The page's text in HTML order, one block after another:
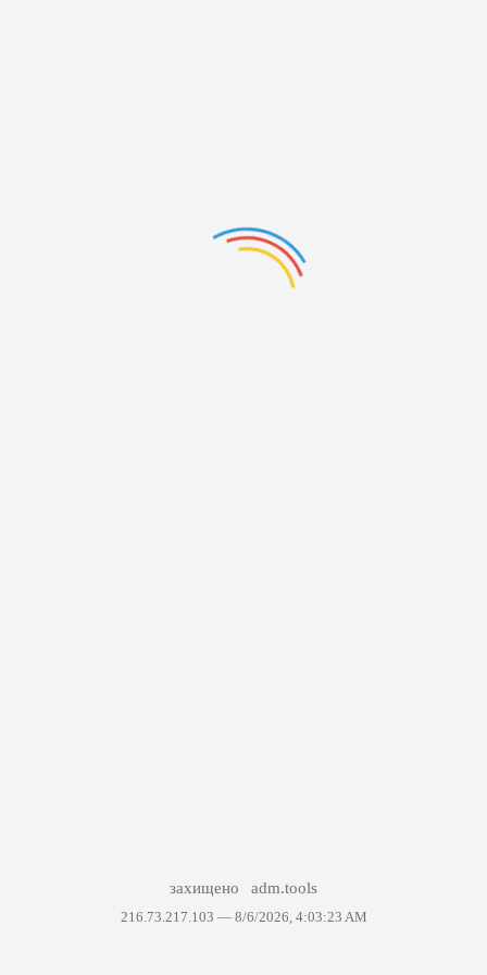
захищено adm.tools
216.73.217.103 — 8/6/2026, 4:03:23 AM